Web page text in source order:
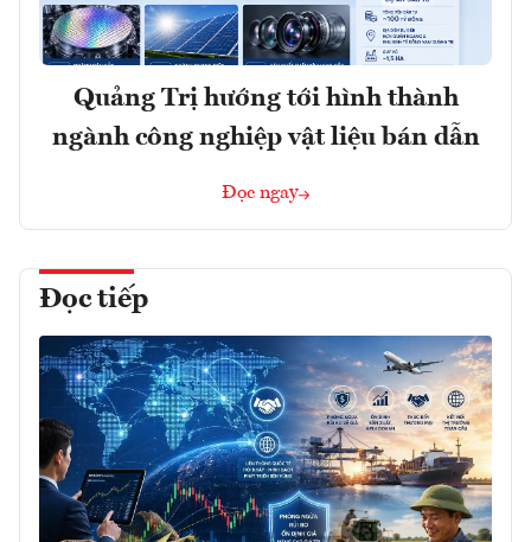
Quảng Trị hướng tới hình thành
ngành công nghiệp vật liệu bán dẫn
Đọc ngay
Đọc tiếp